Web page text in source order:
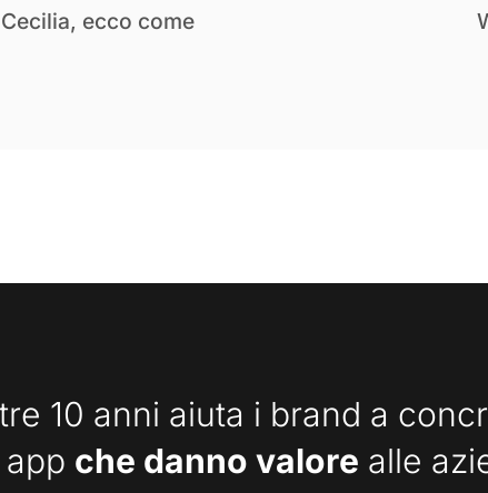
ecco come
10 anni aiuta i brand a
che danno valore alle